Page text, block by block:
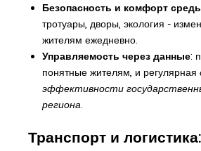
Безопасность и комфорт
тротуары, дворы, экология -
жителям ежедневно.
Управляемость через данные:
понятные жителям, и регулярная
эффективности
региона.
Транспорт и